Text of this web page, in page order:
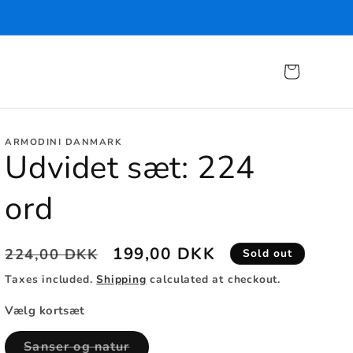
Cart
ARMODINI DANMARK
Udvidet sæt: 224
ord
Regular
price
224,00 DKK
Sale
price
199,00 DKK
Sold out
Taxes included.Shipping calculated at checkout.
Vælg kortsæt
Sanser og naturVariant